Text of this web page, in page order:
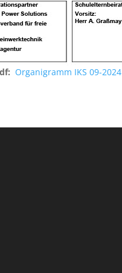
Organigramm IKS 09-2024